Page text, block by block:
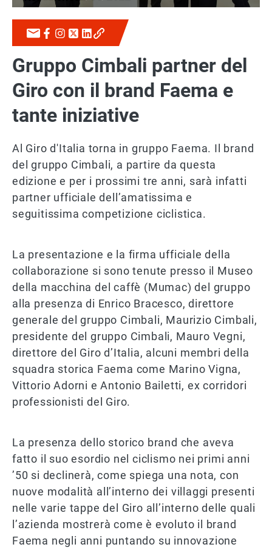
Gruppo Cimbali partner del
Giro con il brand Faema e
tante iniziative
Al Giro d'Italia torna in gruppo Faema. Il brand
del gruppo Cimbali, a partire da questa
edizione e per i prossimi tre anni, sarà infatti
partner ufficiale dell’amatissima e
seguitissima competizione ciclistica.
La presentazione e la firma ufficiale della
collaborazione si sono tenute presso il Museo
della macchina del caffè (Mumac) del gruppo
alla presenza di Enrico Bracesco, direttore
generale del gruppo Cimbali, Maurizio Cimbali,
presidente del gruppo Cimbali, Mauro Vegni,
direttore del Giro d’Italia, alcuni membri della
squadra storica Faema come Marino Vigna,
Vittorio Adorni e Antonio Bailetti, ex corridori
professionisti del Giro.
La presenza dello storico brand che aveva
fatto il suo esordio nel ciclismo nei primi anni
’50 si declinerà, come spiega una nota, con
nuove modalità all’interno dei villaggi presenti
nelle varie tappe del Giro all’interno delle quali
l’azienda mostrerà come è evoluto il brand
Faema negli anni puntando su innovazione